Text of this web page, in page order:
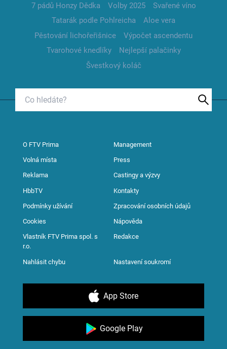
7 pádů Honzy Dědka
Volby 2025
Svařené víno
Tatarák podle Pohlreicha
Aloe vera
Pěstování lichořeřišnice
Výpočet ascendentu
Tvarohové knedlíky
Nejlepší palačinky
Švestkový koláč
O FTV Prima Management
Volná místa Press
Reklama Castingy a výzvy
HbbTV Kontakty
Podmínky užívání Zpracování osobních údajů
Cookies Nápověda
Vlastník FTV Prima spol. s
r.o.
Redakce
Nahlásit chybu Nastavení soukromí
App Store
Google Play